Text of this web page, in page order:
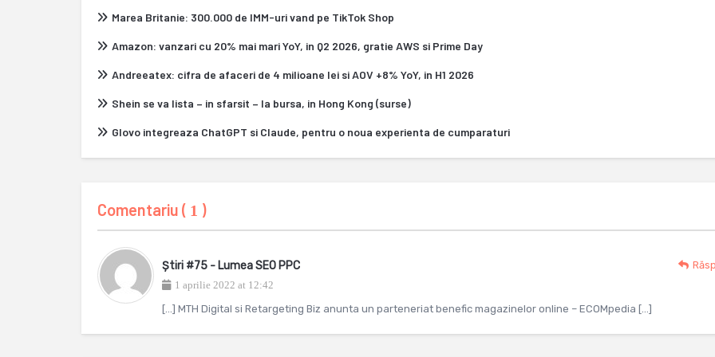
Marea Britanie: 300.000 de IMM-uri vand pe TikTok Shop
Amazon: vanzari cu 20% mai mari YoY, in Q2 2026, gratie AWS si Prime Day
Andreeatex: cifra de afaceri de 4 milioane lei si AOV +8% YoY, in H1 2026
Shein se va lista – in sfarsit – la bursa, in Hong Kong (surse)
Glovo integreaza ChatGPT si Claude, pentru o noua experienta de cumparaturi
Comentariu ( 1 )
Știri #75 - Lumea SEO PPC
1 aprilie 2022 at 12:42
[…] MTH Digital si Retargeting Biz anunta un parteneriat benefic magazinelor online – ECOMpedia […]